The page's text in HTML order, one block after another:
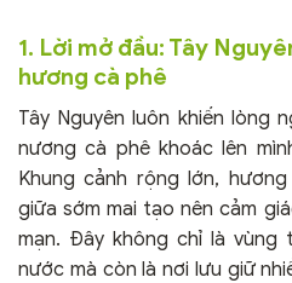
1. Lời mở đầu: Tây
hương cà phê
Tây Nguyên luôn khiến lòng
nương cà phê khoác lên
Khung cảnh rộng lớn,
giữa sớm mai tạo nên cảm
mạn. Đây không chỉ là
nước mà còn là nơi lưu giữ